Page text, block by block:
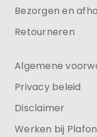
Bezorgen en
Retourneren
Algemene
Privacy beleid
Disclaimer
Werken bij